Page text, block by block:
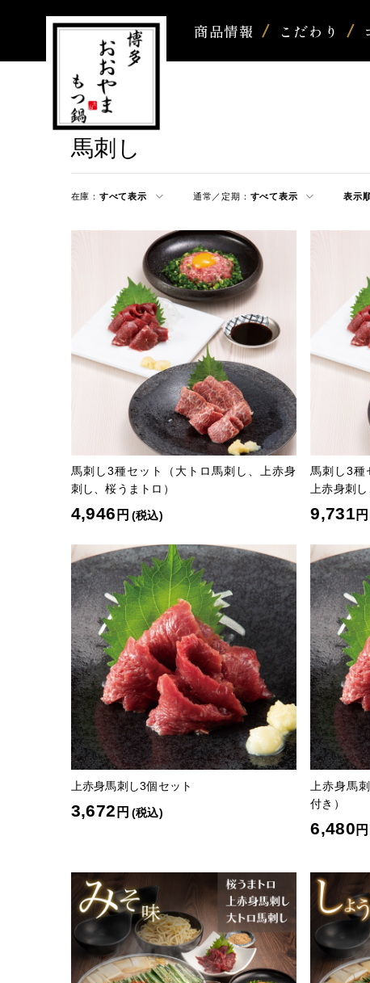
商品情報 こだわり
馬刺し
在庫： すべて表示 通常／定期： すべて表示 表示
馬刺し3種セット（大トロ馬刺し、上赤身
刺し、桜うまトロ）
4,946 円 (税込)
馬刺し3種
上赤身刺し
9,731円
上赤身馬刺し3個セット
3,672 円 (税込)
上赤身馬
付き）
6,480 円